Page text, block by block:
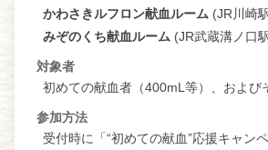
かわさきルフロン献血ルーム (JR川崎
みぞのくち献血ルーム (JR武蔵溝ノ口
対象者
初めての献血者（400mL等）、および
参加方法
受付時に「“初めての献血”応援キャン